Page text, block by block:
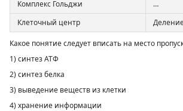
Комплекс Гольджи
…
Клеточный центр
Какое понятие следует вписать на место
1) синтез АТФ
2) синтез белка
3) выведение веществ из клетки
4) хранение информации